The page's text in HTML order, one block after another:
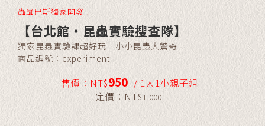
蟲蟲巴斯獨家開發！
【台北館・昆蟲實驗搜查隊】
獨家昆蟲實驗課超好玩｜小小昆蟲大驚奇
商品編號： experiment
售價： NT$950 / 1大1小親子組
定價：NT$1,000